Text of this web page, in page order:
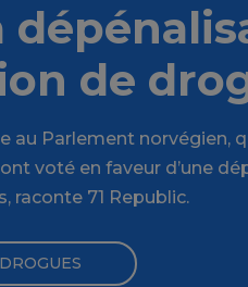
de
au Parlement norvégien,
voté en faveur d’une
raconte 71 Republic.